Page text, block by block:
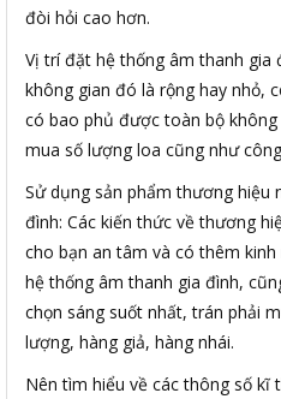
đòi hỏi cao hơn.
Vị trí đặt hệ thống âm thanh
không gian đó là rộng hay nhỏ,
có bao phủ được toàn bộ
mua số lượng loa cũng như
Sử dụng sản phẩm thương hiệu
đình: Các kiến thức về thương
cho bạn an tâm và có thêm
hệ thống âm thanh gia đình,
chọn sáng suốt nhất, trán phải
lượng, hàng giả, hàng nhái.
Nên tìm hiểu về các thông số kĩ